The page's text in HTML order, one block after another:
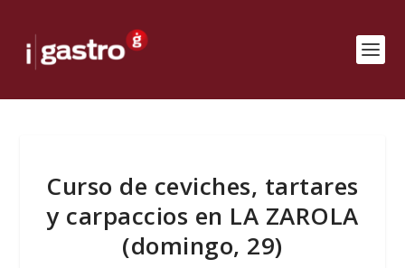
Curso de ceviches, tartares
y carpaccios en LA ZAROLA
(domingo, 29)